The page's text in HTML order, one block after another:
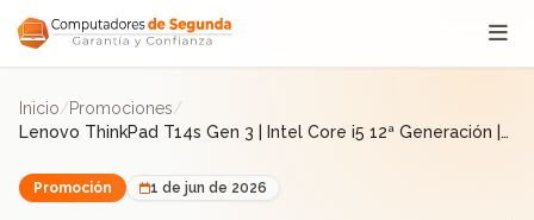
Saltar al contenido
Inicio/Promociones/
Lenovo ThinkPad T14s Gen 3 | Intel Core i5 12ª Generación |
| Excluido de IVA
Promoción 1 de jun de 2026